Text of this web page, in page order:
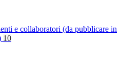
e collaboratori (da pubblicare in
10